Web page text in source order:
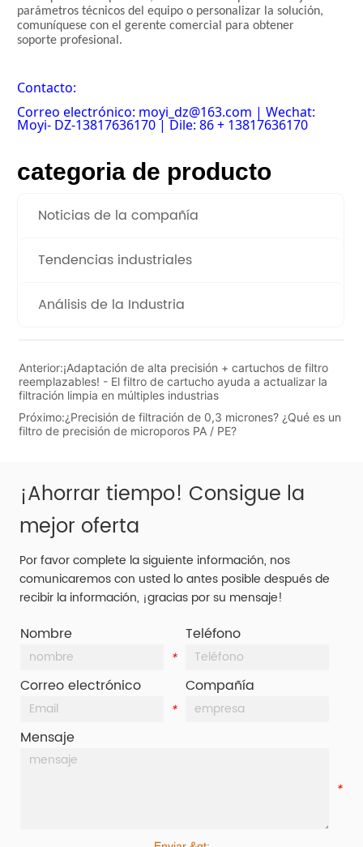
categoria de producto
Noticias de la compañía
Tendencias industriales
Análisis de la Industria
Anterior:¡Adaptación de alta precisión + cartuchos de filtro
reemplazables! - El filtro de cartucho ayuda a actualizar la
filtración limpia en múltiples industrias
Próximo:¿Precisión de filtración de 0,3 micrones? ¿Qué es un
filtro de precisión de microporos PA / PE?
¡Ahorrar tiempo! Consigue la
mejor oferta
Por favor complete la siguiente información, nos
comunicaremos con usted lo antes posible después de
recibir la información, ¡gracias por su mensaje!
Nombre
*
Teléfono
Correo electrónico
*
Compañía
Mensaje
*